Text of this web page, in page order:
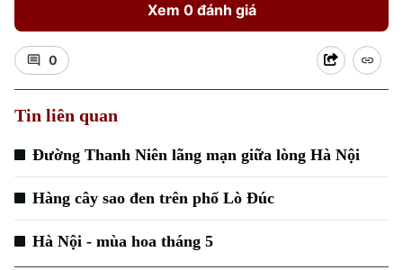
Xem 0 đánh giá
0
Tin liên quan
Đường Thanh Niên lãng mạn giữa lòng Hà Nội
Hàng cây sao đen trên phố Lò Đúc
Hà Nội - mùa hoa tháng 5